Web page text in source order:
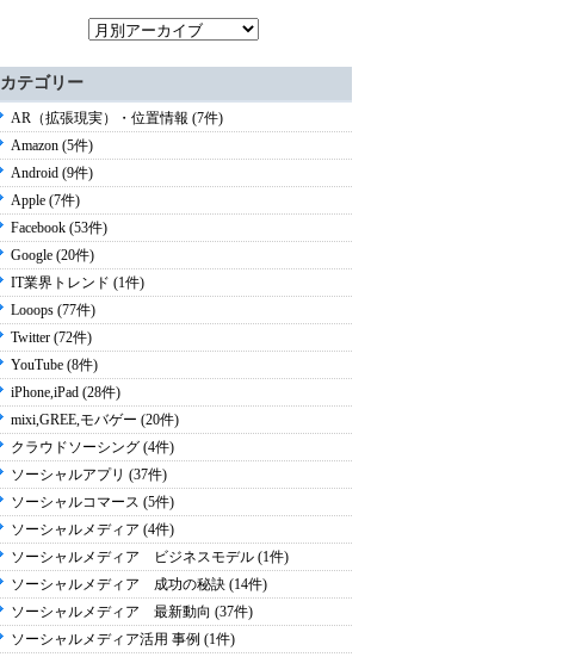
カテゴリー
AR（拡張現実）・位置情報 (7件)
Amazon (5件)
Android (9件)
Apple (7件)
Facebook (53件)
Google (20件)
IT業界トレンド (1件)
Looops (77件)
Twitter (72件)
YouTube (8件)
iPhone,iPad (28件)
mixi,GREE,モバゲー (20件)
クラウドソーシング (4件)
ソーシャルアプリ (37件)
ソーシャルコマース (5件)
ソーシャルメディア (4件)
ソーシャルメディア ビジネスモデル (1件)
ソーシャルメディア 成功の秘訣 (14件)
ソーシャルメディア 最新動向 (37件)
ソーシャルメディア活用 事例 (1件)